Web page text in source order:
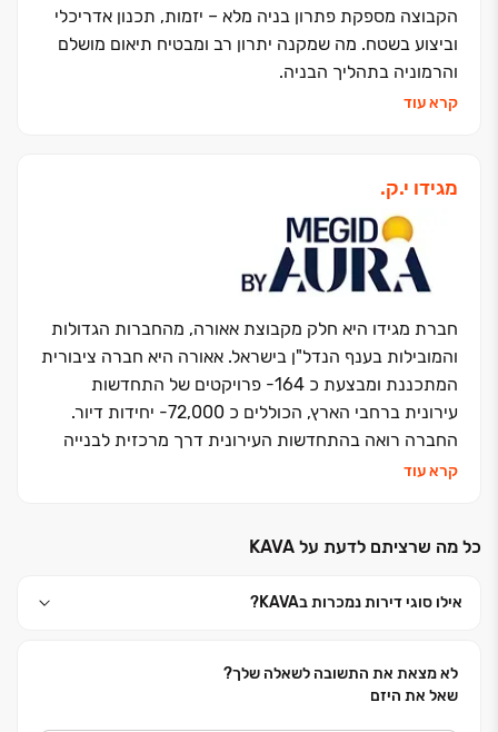
הקבוצה מספקת פתרון בניה מלא – יזמות, תכנון אדריכלי
וביצוע בשטח. מה שמקנה יתרון רב ומבטיח תיאום מושלם
והרמוניה בתהליך הבניה.
אשל הירדן שמה את טובת הלקוחות בראש סדר העדיפויות
מעל 30 שנה של התמחות בבנייה רוויה, סמי רוויה,
פרויקטים במחיר למשתכן וצמודי קרקע, שטחי מסחר
ומשרדים. עשרות אלפי יחידות דיור בארץ ובחו"ל שהוקמו
ואוכלסו עם דגש מיוחד על תכנון אדריכלי ייחודי ויצירתי
המאפיין ומבליט את הפרויקטים. דגש מיוחד ניתן גם
לפעילות ההתחדשות העירונית בהיקף של כ-13,000
יחידות דיור חדשות בפרויקטים שונים. בפברואר 2023 אשל
הירדן הונפקה בבורסה כחברה פרטית מדווחת.
קרא עוד
מגידו י.ק.
חברת מגידו היא חלק מקבוצת אאורה, מהחברות הגדולות
והמובילות בענף הנדל"ן בישראל. אאורה היא חברה ציבורית
המתכננת ומבצעת כ 164- פרויקטים של התחדשות
עירונית ברחבי הארץ, הכוללים כ 72,000- יחידות דיור.
החברה רואה בהתחדשות העירונית דרך מרכזית לבנייה
וחידוש פני ישראל, מתוך תפיסה חברתית וציונית השואפת
בכל רחבי הארץ, ובמהלך השנים בנתה ובונה אלפי יחידות
בפיתוח ובנייה של פרויקטים למסחר ותעסוקה בהיקפים
קרא עוד
כל מה שרציתם לדעת על KAVA‏
אילו סוגי דירות נמכרות בKAVA‏?
לא מצאת את התשובה לשאלה שלך?
שאל את היזם